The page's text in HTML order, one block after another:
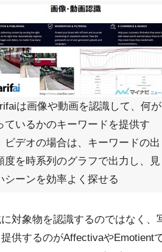
は画像や動画を認識して、何が
ているかのキーワードを提供す
ビデオの場合は、キーワードの出
度を時系列のグラフで出力し、見
シーンを効率よく探せる
対象物を認識するのではなく
供するのがAffectivaやEmotient